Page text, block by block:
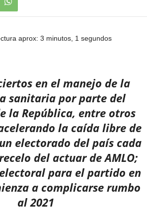
aprox: 3 minutos, 1 segundos
en el manejo de la
sanitaria por parte del
la República, entre otros
la caída libre de
electorado del país cada
del actuar de AMLO;
para el partido en
a complicarse rumbo
al 2021